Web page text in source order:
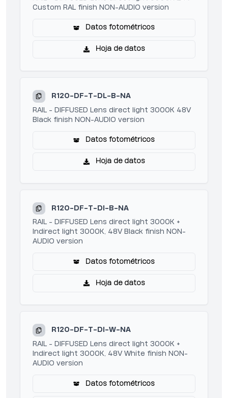
Custom RAL finish NON-AUDIO version
Datos fotométricos
Hoja de datos
R120-DF-T-DL-B-NA
RAIL - DIFFUSED Lens direct light 3000K 48V
Black finish NON-AUDIO version
Datos fotométricos
Hoja de datos
R120-DF-T-DI-B-NA
RAIL - DIFFUSED Lens direct light 3000K +
Indirect light 3000K, 48V Black finish NON-
AUDIO version
Datos fotométricos
Hoja de datos
R120-DF-T-DI-W-NA
RAIL - DIFFUSED Lens direct light 3000K +
Indirect light 3000K, 48V White finish NON-
AUDIO version
Datos fotométricos